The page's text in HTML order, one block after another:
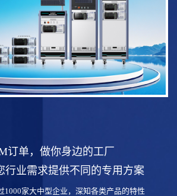
订单，做你身边的工厂
行业需求提供不同的专用方案
1000家大中型企业，深知各类产品的特性